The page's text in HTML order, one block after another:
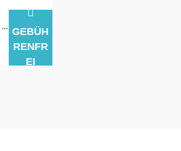
JUGENDLICHE: WIE WOLLEN WIR LEBEN? ZUKUNFT GESTALTEN! AUFTAKT WORKSHOP
GEBÜH
RENFR
EI